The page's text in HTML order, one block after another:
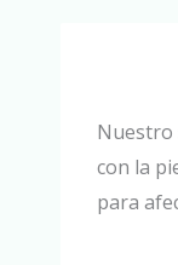
Nuestro
con la
para